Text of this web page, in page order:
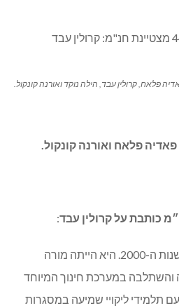
פלאח, קרולין עבד, הילה נוקד ואורנה קונקול.
פלאח ואורנה קונקול.
כותבת על קרולין עבד:
הכרתי את קרולין בתחילת שנות ה-2000. היא הייתה מורה
והשתלבה במערכת חינוך המיוחד
תלמידי ליקויי שמיעה במסגרות